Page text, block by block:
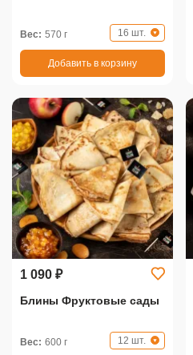
Вес: 570 г 16 шт.
Добавить в корзину
1 090 ₽
Блины Фруктовые сады
Вес: 600 г 12 шт.